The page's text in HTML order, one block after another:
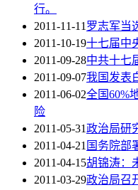
行。
2011-11-11罗志军当
2011-10-19十七届中
2011-09-28中共十七
2011-09-07我国发表
2011-06-02全国60%
险
2011-05-31政治局研
2011-04-21 国务院部
2011-04-15胡锦涛：
2011-03-29政治局召